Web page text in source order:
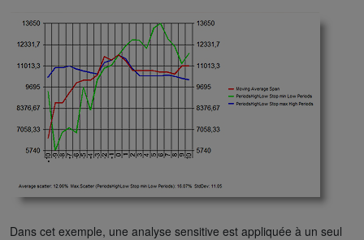
Dans cet exemple, une analyse sensitive est appliquée à un seul